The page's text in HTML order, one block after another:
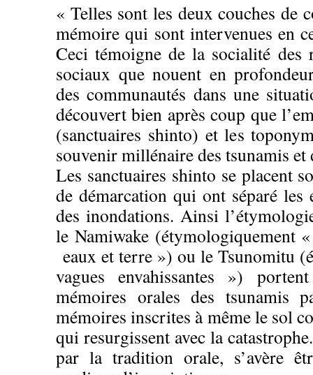
« Telles sont les deux couches de
mémoire qui sont intervenues en
Ceci témoigne de la socialité des
sociaux que nouent en
des communautés dans une
découvert bien après coup que
(sanctuaires shinto) et les
souvenir millénaire des tsunamis et
Les sanctuaires shinto se placent
de démarcation qui ont séparé
des inondations. Ainsi
le Namiwake (étymologiquement
eaux et terre ») ou le Tsunomitu
vagues envahissantes »)
mémoires orales des tsunamis
mémoires inscrites à même le sol
qui resurgissent avec la
par la tradition orale, s’avère